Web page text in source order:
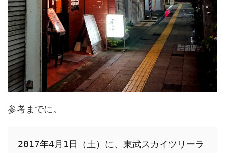
参考までに。
2017年4月1日（土）に、東武スカイツリーラ